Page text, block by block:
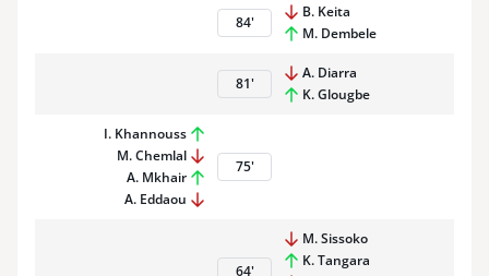
84'
B. Keita
M. Dembele
81'
A. Diarra
K. Glougbe
I. Khannouss
M. Chemlal
A. Mkhair
A. Eddaou
75'
64'
M. Sissoko
K. Tangara